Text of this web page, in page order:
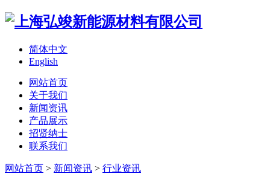
简体中文
English
网站首页
关于我们
新闻资讯
产品展示
招贤纳士
联系我们
网站首页 > 新闻资讯 > 行业资讯